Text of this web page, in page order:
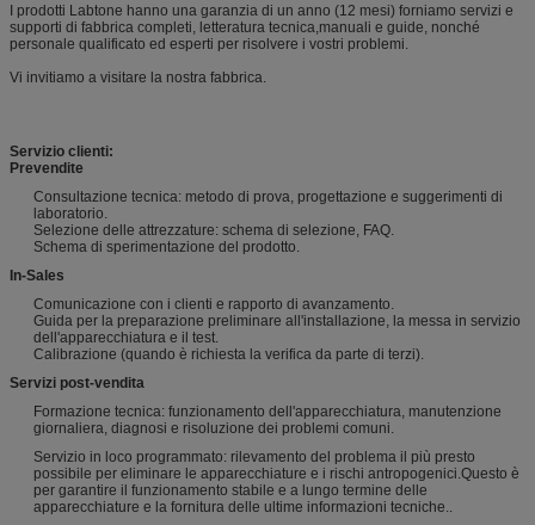
I prodotti Labtone hanno una garanzia di un anno (12 mesi) forniamo servizi e
supporti di fabbrica completi, letteratura tecnica,manuali e guide, nonché
personale qualificato ed esperti per risolvere i vostri problemi.
Vi invitiamo a visitare la nostra fabbrica.
Servizio clienti:
Prevendite
Consultazione tecnica: metodo di prova, progettazione e suggerimenti di
laboratorio.
Selezione delle attrezzature: schema di selezione, FAQ.
Schema di sperimentazione del prodotto.
In-Sales
Comunicazione con i clienti e rapporto di avanzamento.
Guida per la preparazione preliminare all'installazione, la messa in servizio
dell'apparecchiatura e il test.
Calibrazione (quando è richiesta la verifica da parte di terzi).
Servizi post-vendita
Formazione tecnica: funzionamento dell'apparecchiatura, manutenzione
giornaliera, diagnosi e risoluzione dei problemi comuni.
Servizio in loco programmato: rilevamento del problema il più presto
possibile per eliminare le apparecchiature e i rischi antropogenici.Questo è
per garantire il funzionamento stabile e a lungo termine delle
apparecchiature e la fornitura delle ultime informazioni tecniche..